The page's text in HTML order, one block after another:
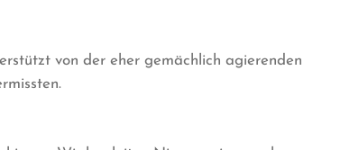
von der eher gemächlich agierenden